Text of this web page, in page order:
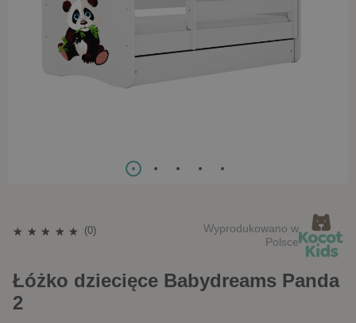
(0)
Wyprodukowano w
Polsce
Łóżko dziecięce Babydreams Panda
2